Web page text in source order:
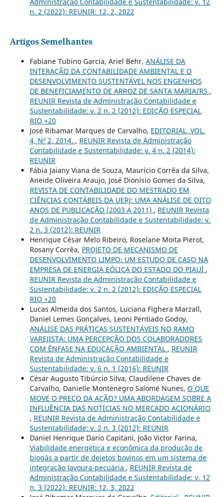
n. 2 (2022): REUNIR: 12, 2, 2022
Artigos Semelhantes
Fabiane Tubino Garcia, Ariel Behr, ANÁLISE DA
INTERAÇÃO DA CONTABILIDADE AMBIENTAL E O
DESENVOLVIMENTO SUSTENTÁVEL NOS ENGENHOS
DE BENEFICIAMENTO DE ARROZ DE SANTA MARIA/RS ,
REUNIR Revista de Administração Contabilidade e
Sustentabilidade: v. 2 n. 2 (2012): EDIÇÃO ESPECIAL
RIO +20
José Ribamar Marques de Carvalho, EDITORIAL, VOL.
4, Nº 2, 2014. , REUNIR Revista de Administração
Contabilidade e Sustentabilidade: v. 4 n. 2 (2014):
REUNIR
Fábia Jaiany Viana de Souza, Maurício Corrêa da Silva,
Aneide Oliveira Araujo, José Dionísio Gomes da Silva,
REVISTA DE CONTABILIDADE DO MESTRADO EM
CIÊNCIAS CONTÁBEIS DA UERJ: UMA ANÁLISE DE OITO
ANOS DE PUBLICAÇÃO (2003 A 2011) , REUNIR Revista
de Administração Contabilidade e Sustentabilidade: v.
2 n. 3 (2012): REUNIR
Henrique César Melo Ribeiro, Roselane Moita Pierot,
Rosany Corrêa, PROJETO DE MECANISMO DE
DESENVOLVIMENTO LIMPO: UM ESTUDO DE CASO NA
EMPRESA DE ENERGIA EÓLICA DO ESTADO DO PIAUÍ ,
REUNIR Revista de Administração Contabilidade e
Sustentabilidade: v. 2 n. 2 (2012): EDIÇÃO ESPECIAL
RIO +20
Lucas Almeida dos Santos, Luciana Fighera Marzall,
Daniel Lemes Gonçalves, Leoni Pentiado Godoy,
ANÁLISE DAS PRÁTICAS SUSTENTÁVEIS NO RAMO
VAREJISTA: UMA PERCEPÇÃO DOS COLABORADORES
COM ÊNFASE NA EDUCAÇÃO AMBIENTAL , REUNIR
Revista de Administração Contabilidade e
Sustentabilidade: v. 6 n. 1 (2016): REUNIR
César Augusto Tibúrcio Silva, Claudilene Chaves de
Carvalho, Danielle Montenegro Salomé Nunes, O QUE
MOVE O PREÇO DA AÇÃO? UMA ABORDAGEM SOBRE A
INFLUÊNCIA DAS NOTÍCIAS NO MERCADO ACIONÁRIO
, REUNIR Revista de Administração Contabilidade e
Sustentabilidade: v. 2 n. 3 (2012): REUNIR
Daniel Henrique Dario Capitani, João Victor Farina,
Viabilidade energética e econômica da produção de
biogás a partir de dejetos bovinos em um sistema de
integração lavoura-pecuária , REUNIR Revista de
Administração Contabilidade e Sustentabilidade: v. 12
n. 3 (2022): REUNIR: 12, 3, 2022